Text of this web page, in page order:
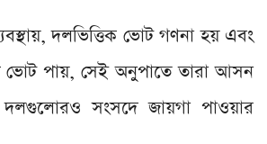
দলভিত্তিক ভোট গণনা হয় এবং
পায়, সেই অনুপাতে তারা আসন
সংসদে জায়গা পাওয়ার